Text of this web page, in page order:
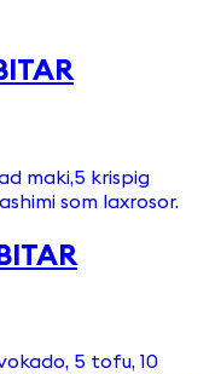
maki,5 krispig
som laxrosor.
5 tofu, 10